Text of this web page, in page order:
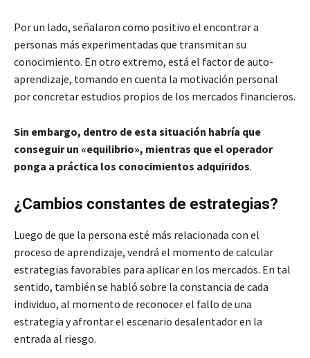
Por un lado, señalaron como positivo el encontrar a
personas más experimentadas que transmitan su
conocimiento. En otro extremo, está el factor de auto-
aprendizaje, tomando en cuenta la motivación personal
por concretar estudios propios de los mercados financieros.
Sin embargo, dentro de esta situación habría que
conseguir un «equilibrio», mientras que el operador
ponga a práctica los conocimientos adquiridos.
¿Cambios constantes de estrategias?
Luego de que la persona esté más relacionada con el
proceso de aprendizaje, vendrá el momento de calcular
estrategias favorables para aplicar en los mercados. En tal
sentido, también se habló sobre la constancia de cada
individuo, al momento de reconocer el fallo de una
estrategia y afrontar el escenario desalentador en la
entrada al riesgo.